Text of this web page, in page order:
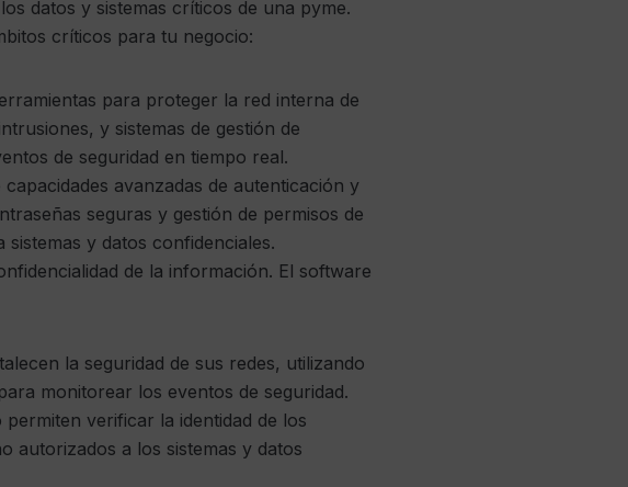
datos y sistemas críticos de una pyme.
críticos para tu negocio:
para proteger la red interna de
y sistemas de gestión de
de seguridad en tiempo real.
avanzadas de autenticación y
seguras y gestión de permisos de
y datos confidenciales.
de la información. El software
la seguridad de sus redes, utilizando
para monitorear los eventos de seguridad.
verificar la identidad de los
autorizados a los sistemas y datos